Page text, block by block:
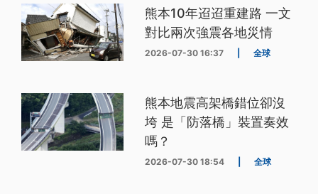
熊本10年迢迢重建路 一文
對比兩次強震各地災情
2026-07-30 16:37 全球
熊本地震高架橋錯位卻沒
垮 是「防落橋」裝置奏效
嗎？
2026-07-30 18:54 全球